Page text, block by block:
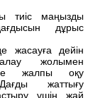
тиіс маңызды
дұрыс
жасауға дейін
жолымен
жалпы оқу
жаттығу
үшін жай